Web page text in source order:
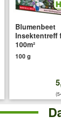
Blumenbeet
Insektentreff
100m²
100 g